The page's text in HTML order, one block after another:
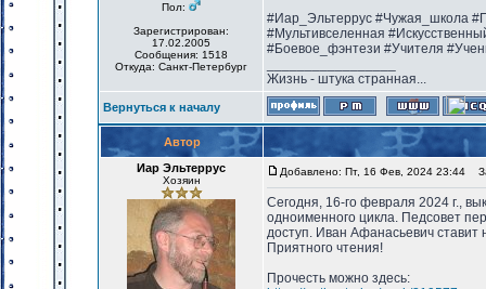
Пол:
Зарегистрирован:
17.02.2005
Сообщения: 1518
Откуда: Санкт-Петербург
#Иар_Эльтеррус #Чужая_школа
#Мультивселенная
#Боевое_фэнтези #Учителя
Жизнь - штука странная...
Вернуться к началу
Автор
Иар Эльтеррус
Хозяин
Добавлено: Пт, 16 Фев, 2024 23:44
Сегодня, 16-го февраля 2024 г.,
одноименного цикла. Педсовет
доступ. Иван Афанасьевич
Приятного чтения!
Прочесть можно здесь: